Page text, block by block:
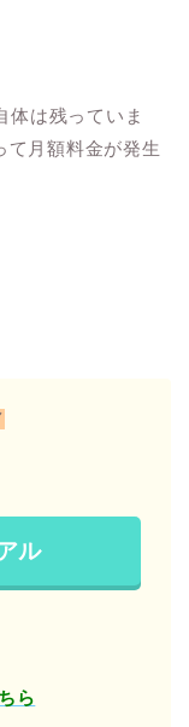
体は残っていま
て月額料金が発生
ル
ら